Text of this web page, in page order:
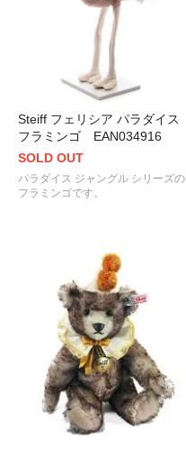
Steiff フェリシア パラダイス
フラミンゴ EAN034916
SOLD OUT
パラダイス ジャングル シリーズの
フラミンゴです。